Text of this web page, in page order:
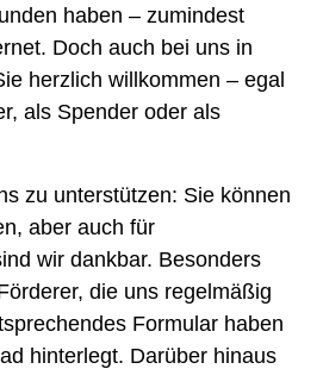
haben – zumindest
Doch auch bei uns in
herzlich willkommen – egal
als Spender oder als
zu unterstützen: Sie können
aber auch für
wir dankbar. Besonders
die uns regelmäßig
Formular haben
hinterlegt. Darüber hinaus